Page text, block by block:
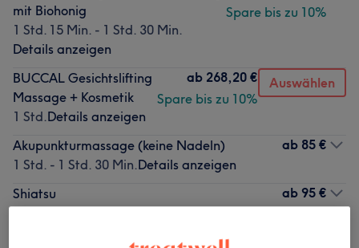
mit Biohonig
1 Std. 15 Min. - 1 Std. 30 Min.
Details anzeigen
Spare bis zu 10%
BUCCAL Gesichtslifting
Massage + Kosmetik
1 Std.Details anzeigen
ab 268,20 €
Spare bis zu 10%
Auswählen
Akupunkturmassage (keine Nadeln)
1 Std. - 1 Std. 30 Min.Details anzeigen
ab 85 €
Shiatsu
ab 95 €